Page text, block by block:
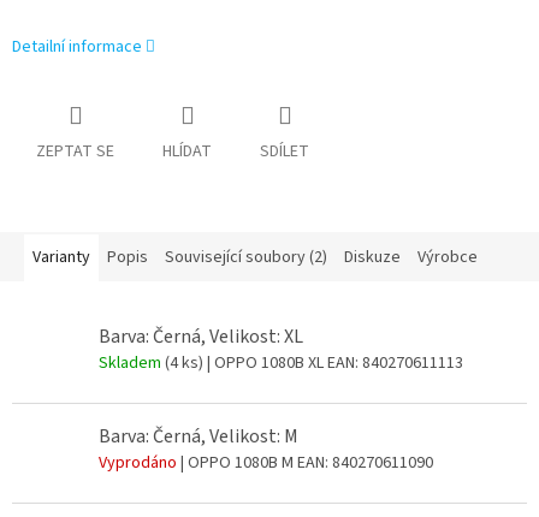
Detailní informace
ZEPTAT SE HLÍDAT SDÍLET
Varianty Popis Související soubory (2) Diskuze Výrobce
Barva: Černá, Velikost: XL
Skladem (4 ks) | OPPO 1080B XLEAN: 840270611113
Barva: Černá, Velikost: M
Vyprodáno | OPPO 1080B M EAN: 840270611090